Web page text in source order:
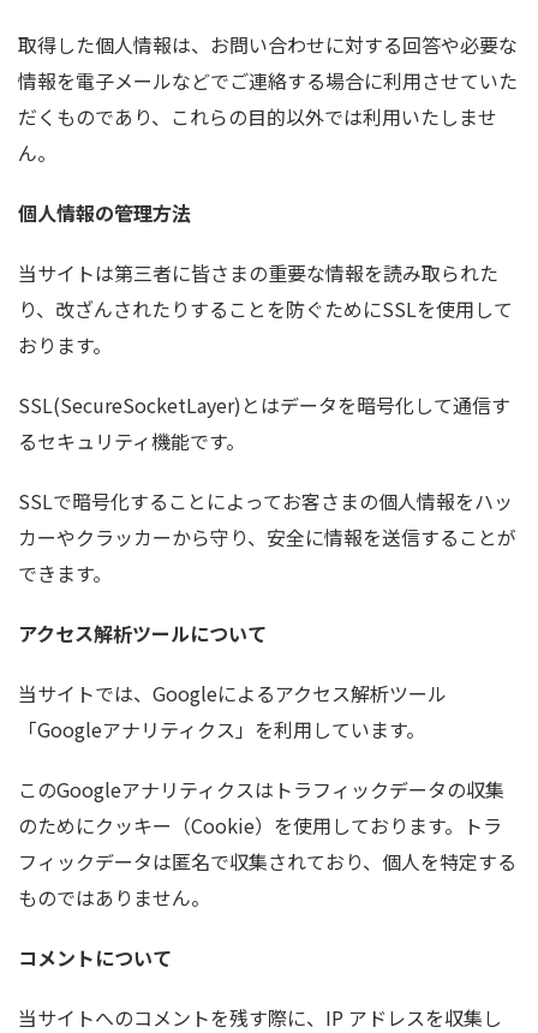
取得した個人情報は、お問い合わせに対する回答や必要な
情報を電子メールなどでご連絡する場合に利用させていた
だくものであり、これらの目的以外では利用いたしませ
ん。
個人情報の管理方法
当サイトは第三者に皆さまの重要な情報を読み取られた
り、改ざんされたりすることを防ぐためにSSLを使用して
おります。
SSL(SecureSocketLayer)とはデータを暗号化して通信す
るセキュリティ機能です。
SSLで暗号化することによってお客さまの個人情報をハッ
カーやクラッカーから守り、安全に情報を送信することが
できます。
アクセス解析ツールについて
当サイトでは、Googleによるアクセス解析ツール
「Googleアナリティクス」を利用しています。
このGoogleアナリティクスはトラフィックデータの収集
のためにクッキー（Cookie）を使用しております。トラ
フィックデータは匿名で収集されており、個人を特定する
ものではありません。
コメントについて
当サイトへのコメントを残す際に、IP アドレスを収集し